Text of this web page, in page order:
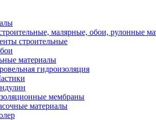
малярные, обои, рулонные
строительные
материалы
гидроизоляция
мембраны
материалы